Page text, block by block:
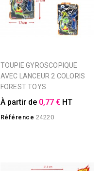
TOUPIE GYROSCOPIQUE
AVEC LANCEUR 2 COLORIS
FOREST TOYS
À partir de 0,77 € HT
Référence 24220